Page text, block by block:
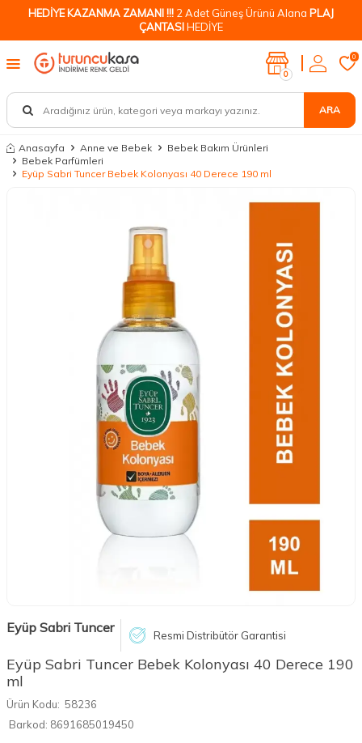
HEDİYE KAZANMA ZAMANI !!! 2 Adet Güneş Ürünü Alana PLAJ
ÇANTASIHEDİYE
ARA
0
0
Anasayfa Anne ve Bebek
Bebek Bakım Ürünleri
Bebek Parfümleri
Eyüp Sabri Tuncer Bebek Kolonyası 40 Derece 190 ml
Eyüp Sabri Tuncer Resmi Distribütör Garantisi
Eyüp Sabri Tuncer Bebek Kolonyası 40 Derece 190
ml
Ürün Kodu: 58236
Barkod: 8691685019450